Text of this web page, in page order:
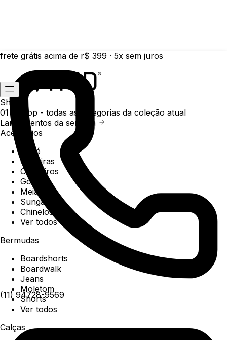
frete grátis acima de r$ 399 · 5x sem juros
(11) 94728-9569
Shop
01 /
Shop - todas as categorias da coleção atual
Lançamentos da semana
Acessórios
Boné
Carteiras
Chaveiros
Gorros
Meias
Sunga
Chinelos
Ver todos
Bermudas
Boardshorts
Boardwalk
Jeans
Moletom
Shorts
Ver todos
Calças